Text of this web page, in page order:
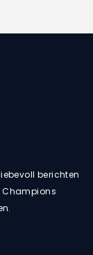
berichten
Champions